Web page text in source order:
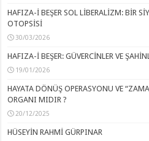
HAFIZA-İ BEŞER SOL LİBERALİZM: BİR
OTOPSİSİ
30/03/2026
HAFIZA-İ BEŞER: GÜVERCİNLER VE
19/01/2026
HAYATA DÖNÜŞ OPERASYONU VE
ORGANI MIDIR ?
20/12/2025
HÜSEYİN RAHMİ GÜRPINAR